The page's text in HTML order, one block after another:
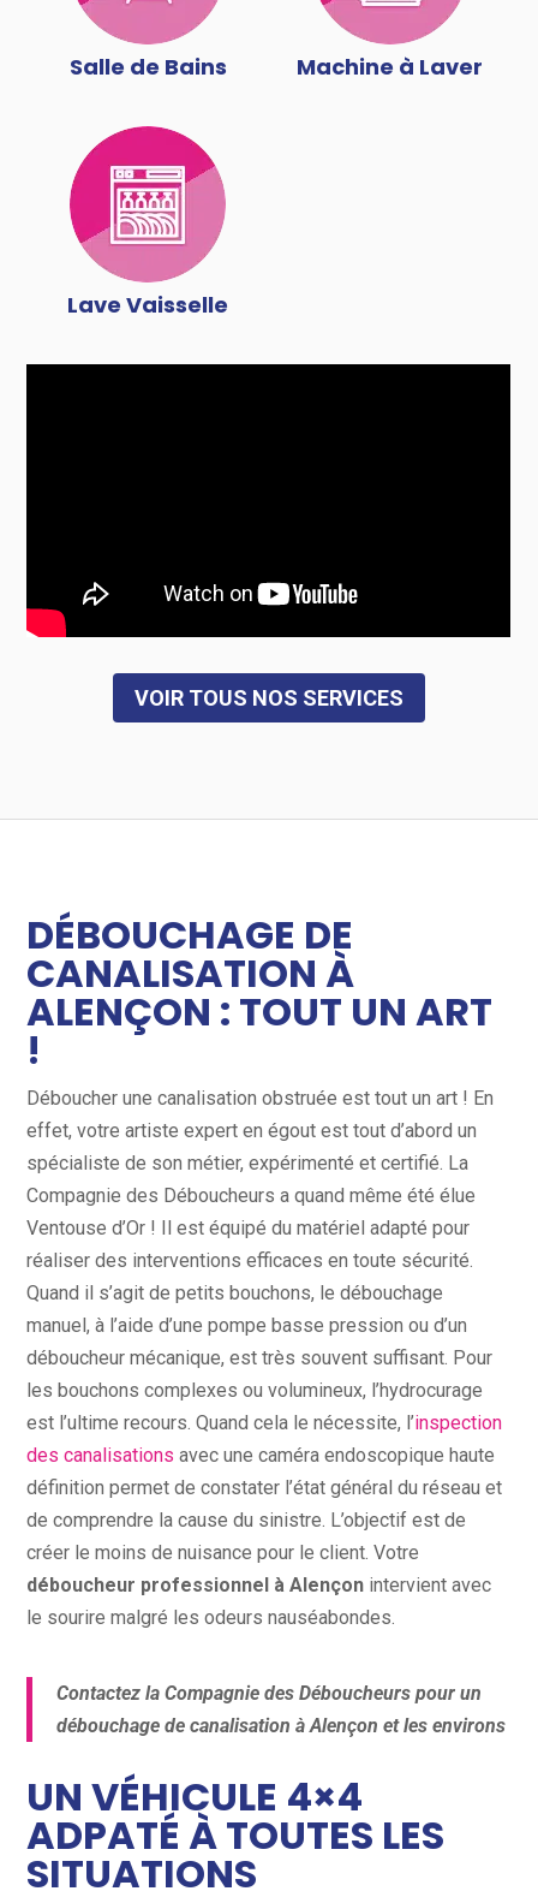
Salle de Bains Machine à Laver
Lave Vaisselle
VOIR TOUS NOS SERVICES
DÉBOUCHAGE DE
CANALISATION À
ALENÇON : TOUT UN ART
!
Déboucher une canalisation obstruée est tout un art ! En
effet, votre artiste expert en égout est tout d’abord un
spécialiste de son métier, expérimenté et certifié. La
Compagnie des Déboucheurs a quand même été élue
Ventouse d’Or ! Il est équipé du matériel adapté pour
réaliser des interventions efficaces en toute sécurité.
Quand il s’agit de petits bouchons, le débouchage
manuel, à l’aide d’une pompe basse pression ou d’un
déboucheur mécanique, est très souvent suffisant. Pour
les bouchons complexes ou volumineux, l’hydrocurage
est l’ultime recours. Quand cela le nécessite, l’inspection
des canalisations avec une caméra endoscopique haute
définition permet de constater l’état général du réseau et
de comprendre la cause du sinistre. L’objectif est de
créer le moins de nuisance pour le client. Votre
déboucheur professionnel à Alençon intervient avec
le sourire malgré les odeurs nauséabondes.
Contactez la Compagnie des Déboucheurs pour un
débouchage de canalisation à Alençon et les environs
UN VÉHICULE 4×4
ADPATÉ À TOUTES LES
SITUATIONS